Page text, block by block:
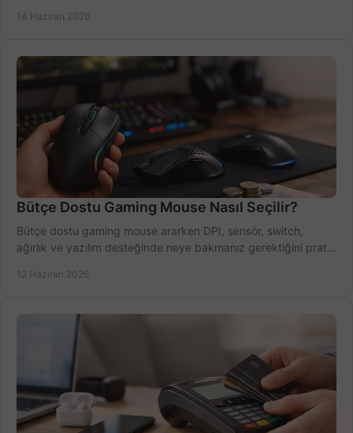
14 Haziran 2026
Bütçe Dostu Gaming Mouse Nasıl Seçilir?
Bütçe dostu gaming mouse ararken DPI, sensör, switch,
ağırlık ve yazılım desteğinde neye bakmanız gerektiğini pratik
12 Haziran 2026